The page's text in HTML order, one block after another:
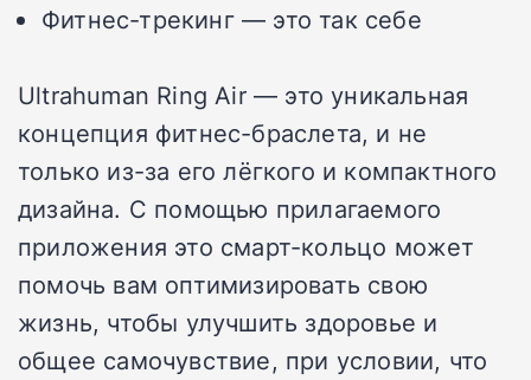
Фитнес-трекинг — это так себе
Ultrahuman Ring Air — это уникальная
концепция фитнес-браслета, и не
только из-за его лёгкого и компактного
дизайна. С помощью прилагаемого
приложения это смарт-кольцо может
помочь вам оптимизировать свою
жизнь, чтобы улучшить здоровье и
общее самочувствие, при условии, что